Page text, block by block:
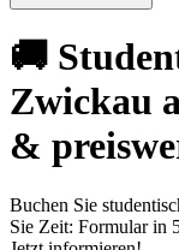
🚚
Zwickau
&
Buchen Sie
Sie Zeit: Formular in